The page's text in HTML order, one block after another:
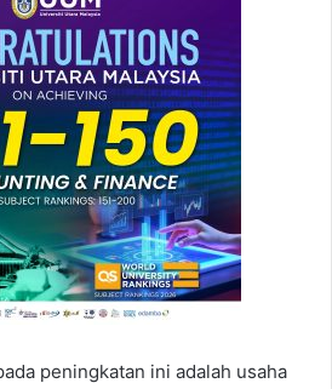
peningkatan ini adalah usaha